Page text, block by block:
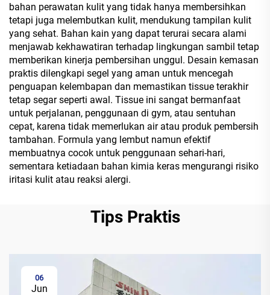
bahan perawatan kulit yang tidak hanya membersihkan
tetapi juga melembutkan kulit, mendukung tampilan kulit
yang sehat. Bahan kain yang dapat terurai secara alami
menjawab kekhawatiran terhadap lingkungan sambil tetap
memberikan kinerja pembersihan unggul. Desain kemasan
praktis dilengkapi segel yang aman untuk mencegah
penguapan kelembapan dan memastikan tissue terakhir
tetap segar seperti awal. Tissue ini sangat bermanfaat
untuk perjalanan, penggunaan di gym, atau sentuhan
cepat, karena tidak memerlukan air atau produk pembersih
tambahan. Formula yang lembut namun efektif
membuatnya cocok untuk penggunaan sehari-hari,
sementara ketiadaan bahan kimia keras mengurangi risiko
iritasi kulit atau reaksi alergi.
Tips Praktis
06
Jun